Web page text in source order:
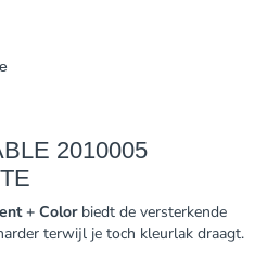
2010005
+ Colorbiedt de versterkende
terwijl je toch kleurlak draagt.